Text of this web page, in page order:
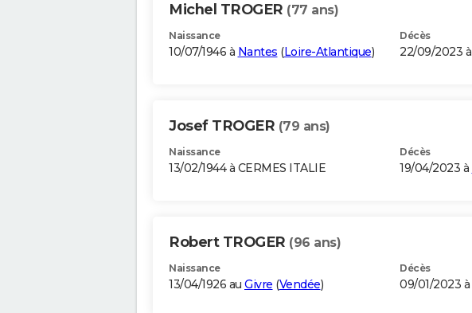
Michel TROGER (77 ans)
Naissance
10/07/1946 à Nantes (Loire-Atlantique)
Décès
22/09/2023 à
Josef TROGER (79 ans)
Naissance
13/02/1944 à CERMES ITALIE
Décès
19/04/2023 à
Robert TROGER (96 ans)
Naissance
13/04/1926 au Givre (Vendée)
Décès
09/01/2023 à